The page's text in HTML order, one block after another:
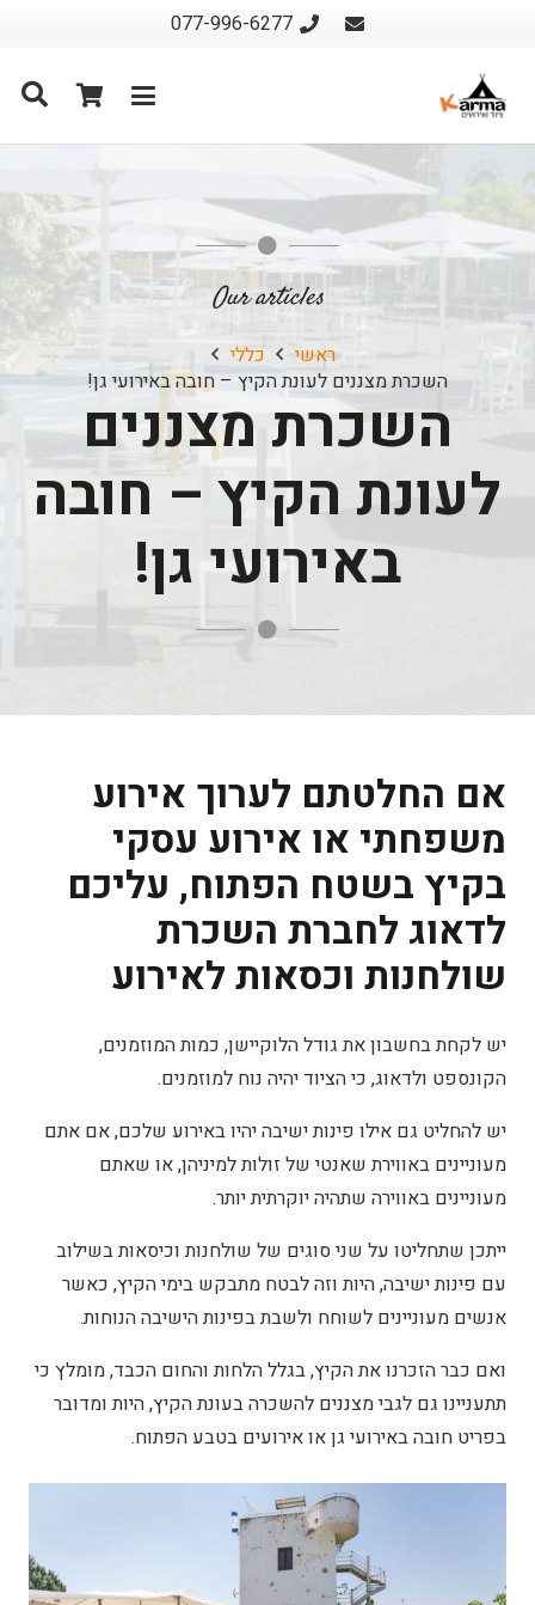
077-996-6277
Our articles
ראשי
כללי
השכרת מצננים לעונת הקיץ – חובה באירועי גן!
השכרת מצננים
לעונת הקיץ – חובה
באירועי גן!
אם החלטתם לערוך אירוע
משפחתי או אירוע עסקי
בקיץ בשטח הפתוח, עליכם
לדאוג לחברת השכרת
שולחנות וכסאות לאירוע
יש לקחת בחשבון את גודל הלוקיישן, כמות המוזמנים,
הקונספט ולדאוג, כי הציוד יהיה נוח למוזמנים.
יש להחליט גם אילו פינות ישיבה יהיו באירוע שלכם, אם אתם
מעוניינים באווירת שאנטי של זולות למיניהן, או שאתם
מעוניינים באווירה שתהיה יוקרתית יותר.
ייתכן שתחליטו על שני סוגים של שולחנות וכיסאות בשילוב
עם פינות ישיבה, היות וזה לבטח מתבקש בימי הקיץ, כאשר
אנשים מעוניינים לשוחח ולשבת בפינות הישיבה הנוחות.
ואם כבר הזכרנו את הקיץ, בגלל הלחות והחום הכבד, מומלץ כי
תתעניינו גם לגבי מצננים להשכרה בעונת הקיץ, היות ומדובר
בפריט חובה באירועי גן או אירועים בטבע הפתוח.